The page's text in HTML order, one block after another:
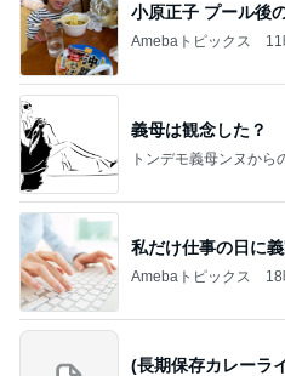
小原正子 プール後
Amebaトピックス
義母は観念した？
トンデモ義母ンヌから
私だけ仕事の日に
Amebaトピックス
(長期保存カレーラ